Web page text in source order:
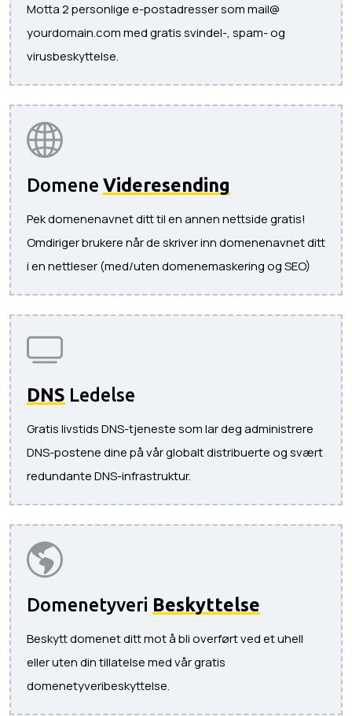
Motta 2 personlige e-postadresser som mail@
yourdomain.com med gratis svindel-, spam- og
virusbeskyttelse.
Domene Videresending
Pek domenenavnet ditt til en annen nettside gratis!
Omdiriger brukere når de skriver inn domenenavnet ditt
i en nettleser (med/uten domenemaskering og SEO)
DNS Ledelse
Gratis livstids DNS-tjeneste som lar deg administrere
DNS-postene dine på vår globalt distribuerte og svært
redundante DNS-infrastruktur.
Domenetyveri Beskyttelse
Beskytt domenet ditt mot å bli overført ved et uhell
eller uten din tillatelse med vår gratis
domenetyveribeskyttelse.